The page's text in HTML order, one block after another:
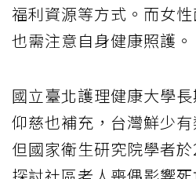
福利資源等方式。而女性
也需注意自身健康照護。
國立臺北護理健康大學
仰慈也補充，台灣鮮少有
但國家衛生研究院學者